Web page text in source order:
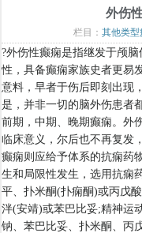
外伤
栏目： 其他类型
?外伤性癫痫是指继发于颅
性，具备癫痫家族史者更易
意料，早者于伤后即刻出现
是，并非一切的脑外伤患者
前期，中期、晚期癫痫。外
临床意义，尔后也不再复发
癫痫则应给予体系的抗痫药
生和局限性发生，选用抗痫
平、扑米酮(扑痫酮)或丙戊
泮(安靖)或苯巴比妥;精神运
钠、苯巴比妥、扑米酮、丙